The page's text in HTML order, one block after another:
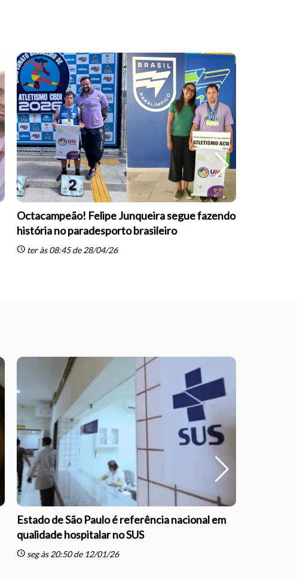
Octacampeão! Felipe Junqueira segue fazendo
história no paradesporto brasileiro
schedule ter às 08:45 de 28/04/26
Estado de São Paulo é referência nacional em
qualidade hospitalar no SUS
schedule seg às 20:50 de 12/01/26